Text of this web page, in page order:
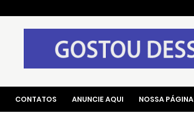
CONTATOS ANUNCIE AQUI NOSSA PÁGINA